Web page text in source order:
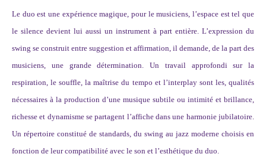
Le duo est une expérience magique, pour le musiciens, l’espace est tel que
le silence devient lui aussi un instrument à part entière. L’expression du
swing se construit entre suggestion et affirmation, il demande, de la part des
musiciens, une grande détermination. Un travail approfondi sur la
respiration, le souffle, la maîtrise du tempo et l’interplay sont les, qualités
nécessaires à la production d’une musique subtile ou intimité et brillance,
richesse et dynamisme se partagent l’affiche dans une harmonie jubilatoire.
Un répertoire constitué de standards, du swing au jazz moderne choisis en
fonction de leur compatibilité avec le son et l’esthétique du duo.